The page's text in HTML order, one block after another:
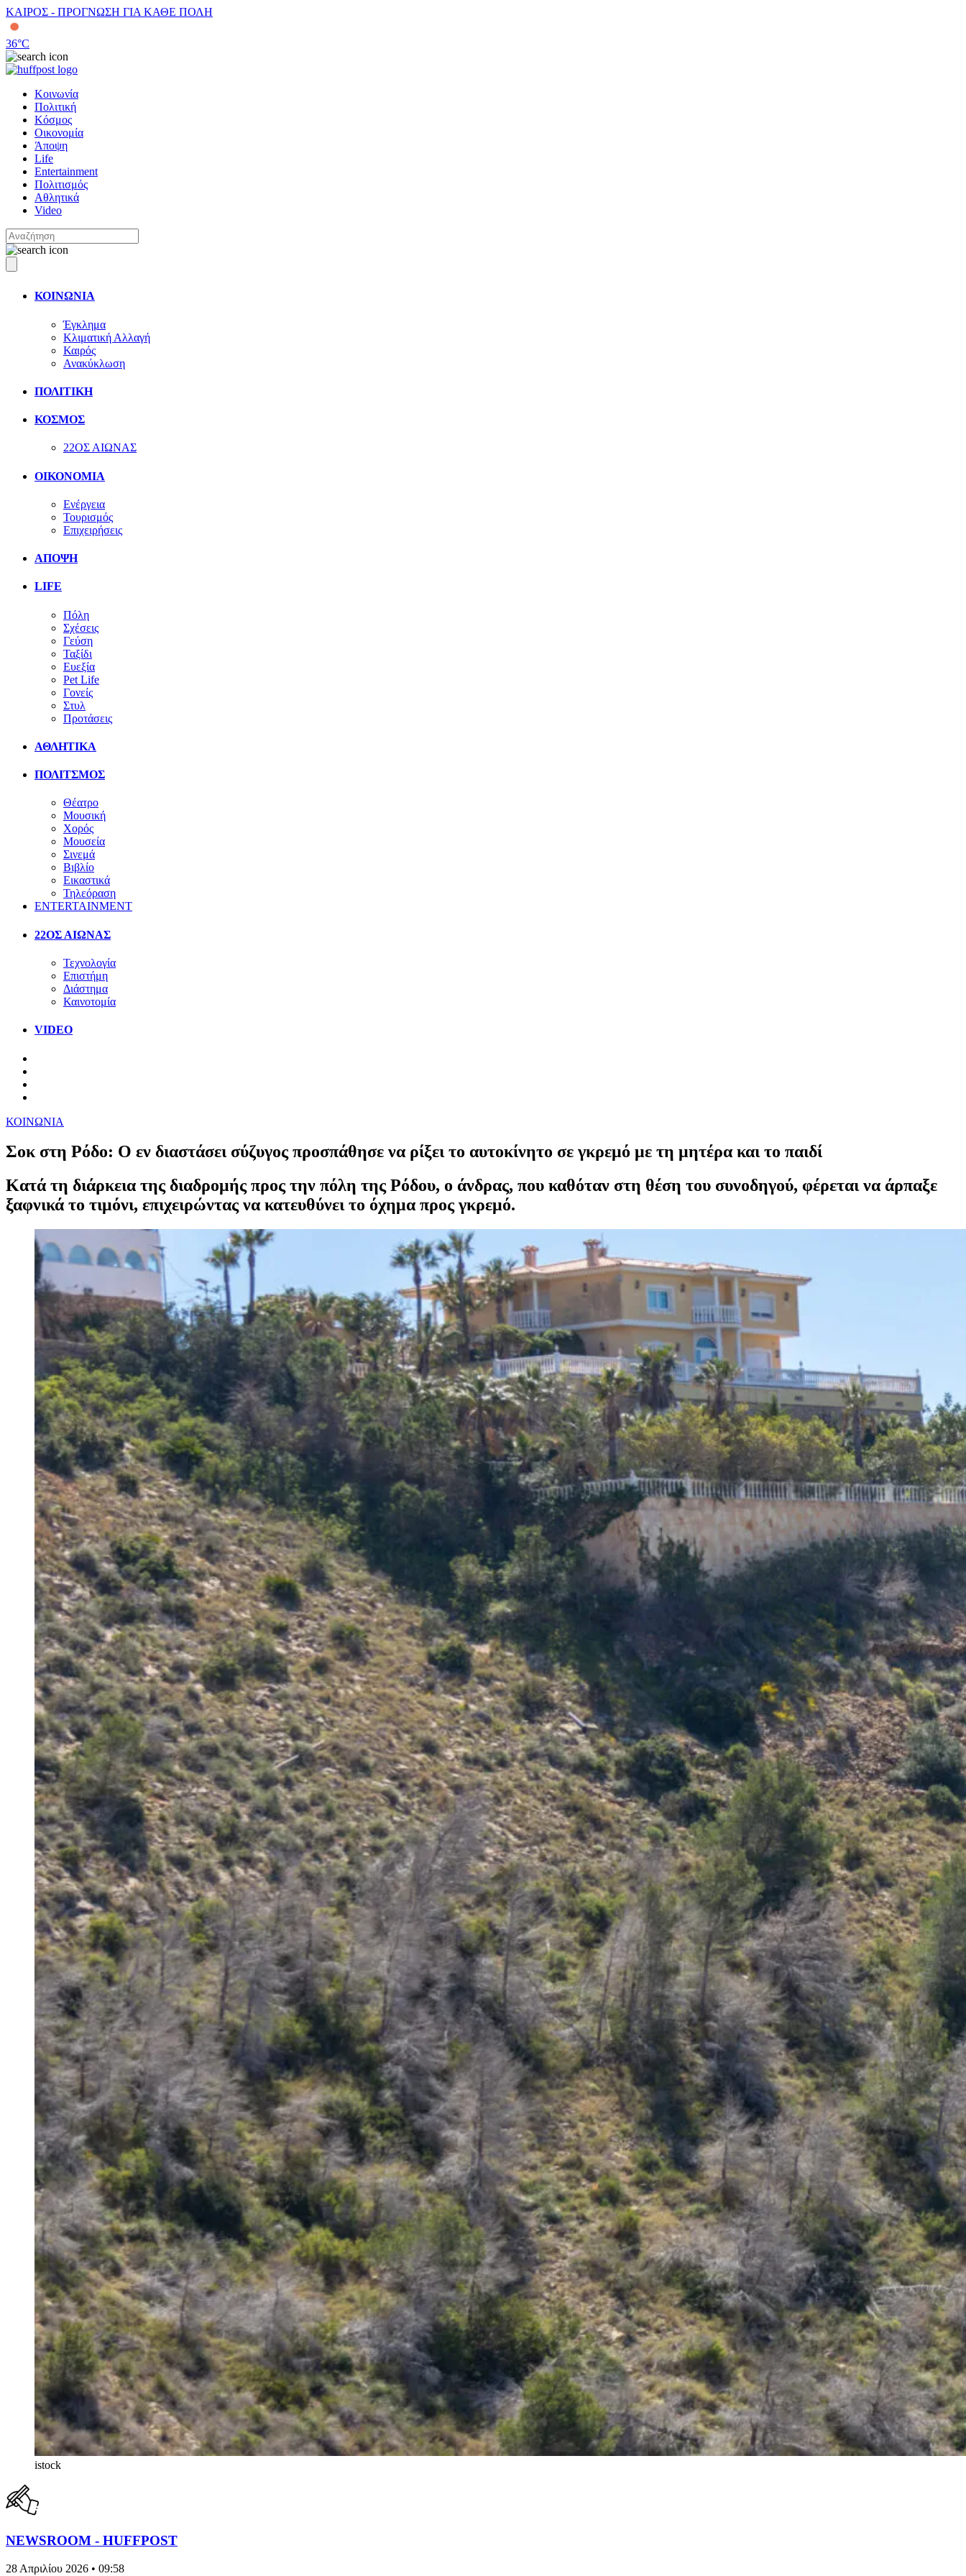
ΚΑΙΡΟΣ - ΠΡΟΓΝΩΣΗ ΓΙΑ ΚΑΘΕ ΠΟΛΗ
36°C
Κοινωνία
Πολιτική
Κόσμος
Οικονομία
Άποψη
Life
Entertainment
Πολιτισμός
Αθλητικά
Video
ΚΟΙΝΩΝΙΑ
Έγκλημα
Κλιματική Αλλαγή
Καιρός
Ανακύκλωση
ΠΟΛΙΤΙΚΗ
ΚΟΣΜΟΣ
22ΟΣ ΑΙΩΝΑΣ
ΟΙΚΟΝΟΜΙΑ
Ενέργεια
Τουρισμός
Επιχειρήσεις
ΑΠΟΨΗ
LIFE
Πόλη
Σχέσεις
Γεύση
Ταξίδι
Ευεξία
Pet Life
Γονείς
Στυλ
Προτάσεις
ΑΘΛΗΤΙΚΑ
ΠΟΛΙΤΣΜΟΣ
Θέατρο
Μουσική
Χορός
Μουσεία
Σινεμά
Βιβλίο
Εικαστικά
Τηλεόραση
ENTERTAINMENT
22ΟΣ ΑΙΩΝΑΣ
Τεχνολογία
Επιστήμη
Διάστημα
Καινοτομία
VIDEO
ΚΟΙΝΩΝΙΑ
Σοκ στη Ρόδο: Ο εν διαστάσει σύζυγος προσπάθησε να ρίξει το αυτοκίνητο σε γκρεμό με τη μητέρα και το παιδί
Κατά τη διάρκεια της διαδρομής προς την πόλη της Ρόδου, ο άνδρας, που καθόταν στη θέση του συνοδηγού, φέρεται να άρπαξε
ξαφνικά το τιμόνι, επιχειρώντας να κατευθύνει το όχημα προς γκρεμό.
istock
NEWSROOM - HUFFPOST
28 Απριλίου 2026 • 09:58